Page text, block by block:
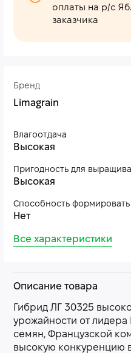
Бренд
Limagrain
Влагоотдача
Высокая
Пригодность для
Высокая
Способность формировать
Нет
Все характеристики
оплаты на р/с
заказчика
Описание товара
Гибрид ЛГ 30325
урожайности от
семян, Французской
высокую конкуренцию